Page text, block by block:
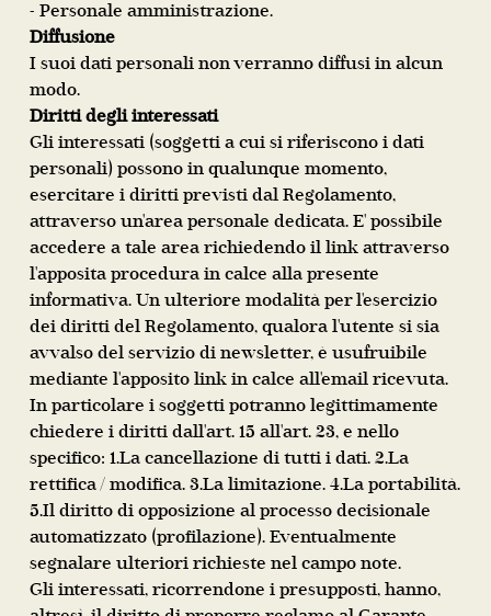
- Personale amministrazione.
Diffusione
I suoi dati personali non verranno diffusi in alcun
modo.
Diritti degli interessati
Gli interessati (soggetti a cui si riferiscono i dati
personali) possono in qualunque momento,
esercitare i diritti previsti dal Regolamento,
attraverso un'area personale dedicata. E' possibile
accedere a tale area richiedendo il link attraverso
l'apposita procedura in calce alla presente
informativa. Un ulteriore modalità per l'esercizio
dei diritti del Regolamento, qualora l'utente si sia
avvalso del servizio di newsletter, è usufruibile
mediante l'apposito link in calce all'email ricevuta.
In particolare i soggetti potranno legittimamente
chiedere i diritti dall'art. 15 all'art. 23, e nello
specifico: 1.La cancellazione di tutti i dati. 2.La
rettifica / modifica. 3.La limitazione. 4.La portabilità.
5.Il diritto di opposizione al processo decisionale
automatizzato (profilazione). Eventualmente
segnalare ulteriori richieste nel campo note.
Gli interessati, ricorrendone i presupposti, hanno,